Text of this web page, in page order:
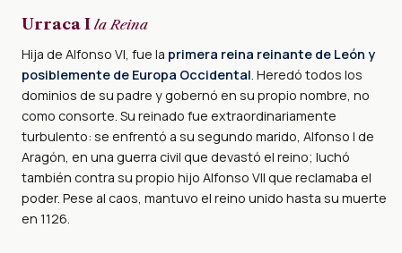
Urraca I la Reina
Hija de Alfonso VI, fue la primera reina reinante de León y
posiblemente de Europa Occidental. Heredó todos los
dominios de su padre y gobernó en su propio nombre, no
como consorte. Su reinado fue extraordinariamente
turbulento: se enfrentó a su segundo marido, Alfonso I de
Aragón, en una guerra civil que devastó el reino; luchó
también contra su propio hijo Alfonso VII que reclamaba el
poder. Pese al caos, mantuvo el reino unido hasta su muerte
en 1126.